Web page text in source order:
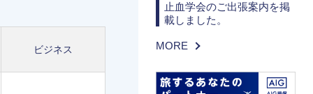
ビジネス
止血学会のご出張案内を掲
載しました。
MORE